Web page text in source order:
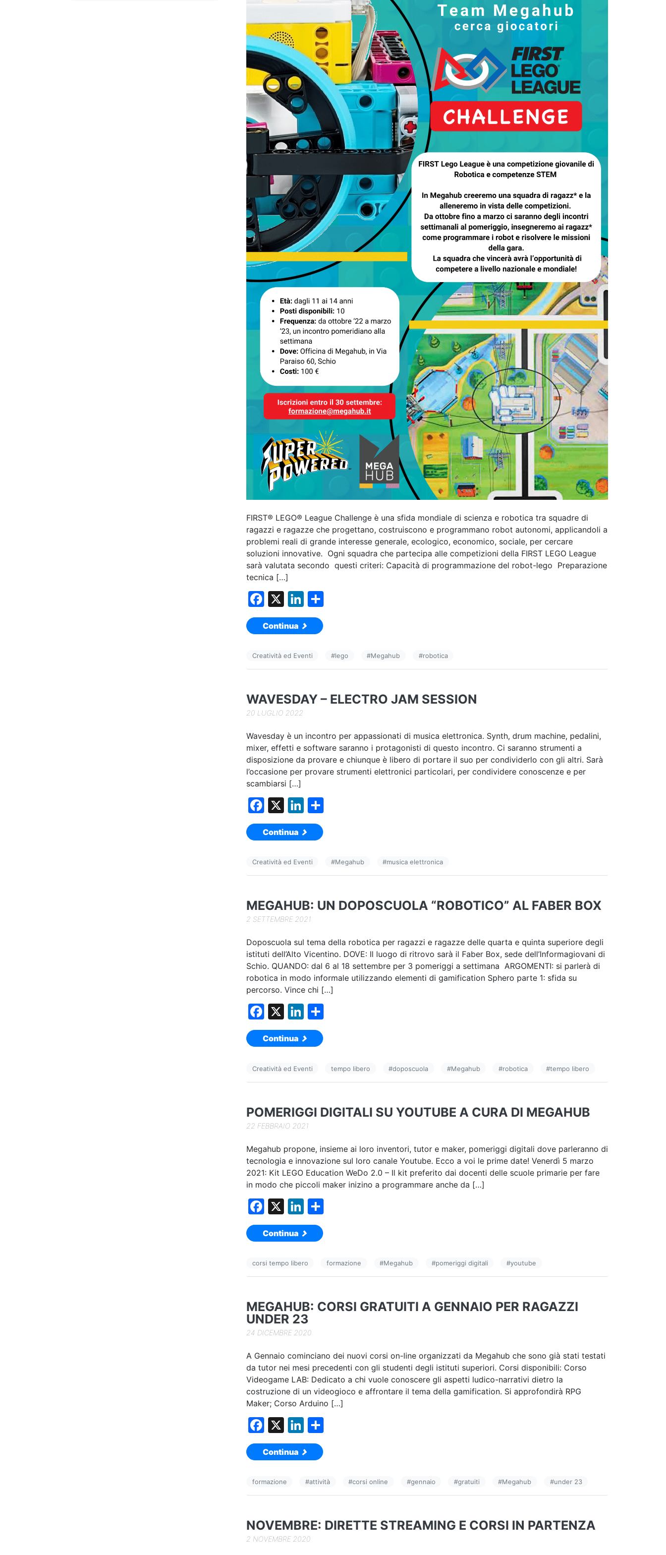
FIRST® LEGO® League Challenge è una sfida mondiale di scienza e robotica tra squadre di
ragazzi e ragazze che progettano, costruiscono e programmano robot autonomi, applicandoli a
problemi reali di grande interesse generale, ecologico, economico, sociale, per cercare
soluzioni innovative. Ogni squadra che partecipa alle competizioni della FIRST LEGO League
sarà valutata secondo questi criteri: Capacità di programmazione del robot-lego Preparazione
tecnica […]
F
a
c
b
o
k
X
Li
n
k
dI
vi
Continua
Creatività ed Eventi #lego #Megahub #robotica
WAVESDAY – ELECTRO JAM SESSION
20 LUGLIO 2022
Wavesday è un incontro per appassionati di musica elettronica. Synth, drum machine, pedalini,
mixer, effetti e software saranno i protagonisti di questo incontro. Ci saranno strumenti a
disposizione da provare e chiunque è libero di portare il suo per condividerlo con gli altri. Sarà
l’occasione per provare strumenti elettronici particolari, per condividere conoscenze e per
scambiarsi […]
F
a
c
b
o
k
X
Li
n
k
dI
vi
Continua
Creatività ed Eventi #Megahub #musica elettronica
MEGAHUB: UN DOPOSCUOLA “ROBOTICO” AL FABER BOX
2 SETTEMBRE 2021
Doposcuola sul tema della robotica per ragazzi e ragazze delle quarta e quinta superiore degli
istituti dell’Alto Vicentino. DOVE: Il luogo di ritrovo sarà il Faber Box, sede dell’Informagiovani di
Schio. QUANDO: dal 6 al 18 settembre per 3 pomeriggi a settimana ARGOMENTI: si parlerà di
robotica in modo informale utilizzando elementi di gamification Sphero parte 1: sfida su
percorso. Vince chi […]
F
a
c
b
o
k
X
Li
n
k
dI
vi
Continua
Creatività ed Eventi tempo libero #doposcuola #Megahub #robotica #tempo libero
POMERIGGI DIGITALI SU YOUTUBE A CURA DI MEGAHUB
22 FEBBRAIO 2021
Megahub propone, insieme ai loro inventori, tutor e maker, pomeriggi digitali dove parleranno di
tecnologia e innovazione sul loro canale Youtube. Ecco a voi le prime date! Venerdì 5 marzo
2021: Kit LEGO Education WeDo 2.0 – Il kit preferito dai docenti delle scuole primarie per fare
in modo che piccoli maker inizino a programmare anche da […]
F
a
c
b
o
k
X
Li
n
k
dI
vi
Continua
corsi tempo libero formazione #Megahub #pomeriggi digitali #youtube
MEGAHUB: CORSI GRATUITI A GENNAIO PER RAGAZZI
UNDER 23
24 DICEMBRE 2020
A Gennaio cominciano dei nuovi corsi on-line organizzati da Megahub che sono già stati testati
da tutor nei mesi precedenti con gli studenti degli istituti superiori. Corsi disponibili: Corso
Videogame LAB: Dedicato a chi vuole conoscere gli aspetti ludico-narrativi dietro la
costruzione di un videogioco e affrontare il tema della gamification. Si approfondirà RPG
Maker; Corso Arduino […]
F
a
c
b
o
k
X
Li
n
k
dI vi
Continua
formazione #attività #corsi online #gennaio #gratuiti #Megahub #under 23
NOVEMBRE: DIRETTE STREAMING E CORSI IN PARTENZA
2 NOVEMBRE 2020